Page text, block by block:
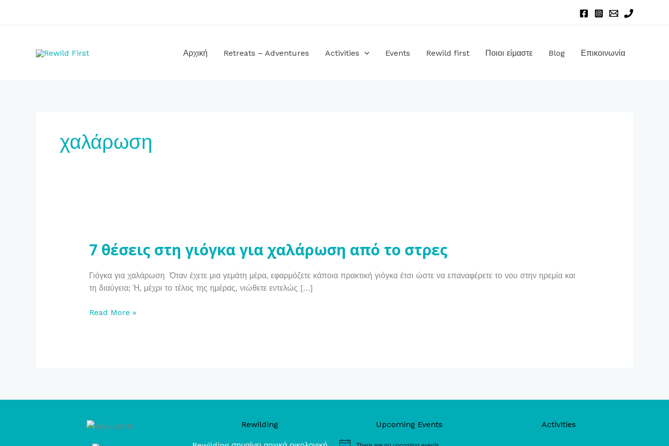
Αρχική Retreats – Adventures Activities Events Rewild first Ποιοι είμαστε Blog Επικοινωνία
χαλάρωση
7 θέσεις στη γιόγκα για χαλάρωση από το στρες
Γιόγκα για χαλάρωση Όταν έχετε μια γεμάτη μέρα, εφαρμόζετε κάποια πρακτική γιόγκα έτσι ώστε να επαναφέρετε το νου στην ηρεμία και
τη διαύγεια; Ή, μέχρι το τέλος της ημέρας, νιώθετε εντελώς […]
στη
για
χαλάρωση
το
Read More »
Rewilding Upcoming Events Activities